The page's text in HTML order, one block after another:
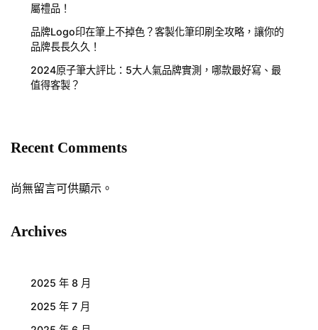
屬禮品！
品牌Logo印在筆上不掉色？客製化筆印刷全攻略，讓你的
品牌長長久久！
2024原子筆大評比：5大人氣品牌實測，哪款最好寫、最
值得客製？
Recent Comments
尚無留言可供顯示。
Archives
2025 年 8 月
2025 年 7 月